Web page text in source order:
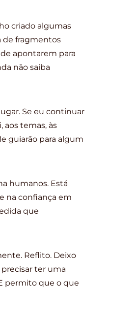
criado algumas
de fragmentos
apontarem para
não saiba
Se eu continuar
aos temas, às
guiarão para algum
humanos. Está
na confiança em
que
Reflito. Deixo
precisar ter uma
permito que o que